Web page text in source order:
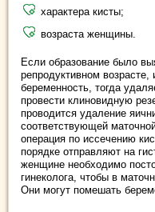
характера кисты;
возраста женщины.
Если образование было
репродуктивном возрасте,
беременность, тогда
провести клиновидную
проводится удаление
соответствующей
операция по иссечению
порядке отправляют на
женщине необходимо
гинеколога, чтобы в
Они могут помешать